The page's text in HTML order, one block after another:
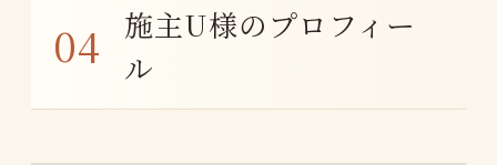
施主U様のプロフィー
ル